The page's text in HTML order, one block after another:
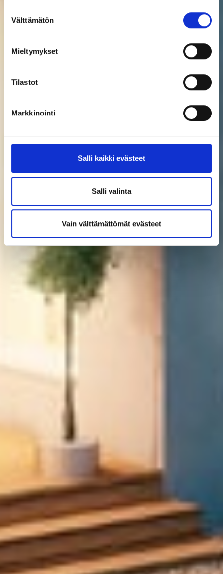
valinta
Välttämätön
Mieltymykset
Tilastot
Markkinointi
Salli kaikki evästeet
Salli valinta
Vain välttämättömät evästeet